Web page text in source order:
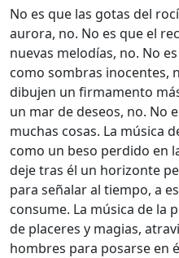
No es que las gotas del
aurora, no. No es que el
nuevas melodías, no. No
como sombras inocentes,
dibujen un firmamento
un mar de deseos, no. No
muchas cosas. La música
como un beso perdido en
deje tras él un horizonte
para señalar al tiempo, a
consume. La música de la
de placeres y magias,
hombres para posarse en